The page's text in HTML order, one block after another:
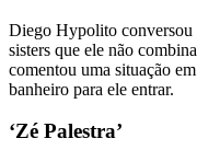
Diego Hypolito conversou
sisters que ele não
comentou uma situação
banheiro para ele entrar.
‘Zé Palestra’